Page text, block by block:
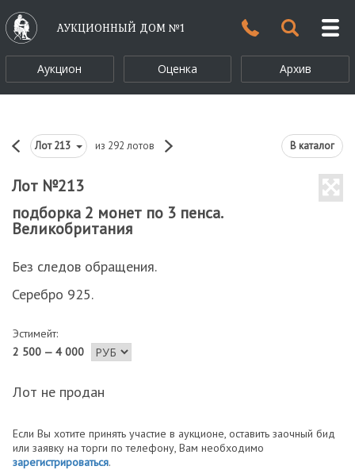
АУКЦИОННЫЙ ДОМ №1
Аукцион Оценка Архив
Лот213 из 292 лотов В каталог
Лот №213
подборка 2 монет по 3 пенса.
Великобритания
Без следов обращения.
Серебро 925.
Эстимейт:
2 500 — 4 000
Лот не продан
Если Вы хотите принять участие в аукционе, оставить заочный бид
или заявку на торги по телефону, Вам необходимо
зарегистрироваться.